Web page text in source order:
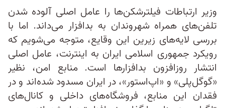
وزیر ارتباطات فیلترشکن‌ها را عامل اصلی آلوده شدن
تلفن‌های همراه شهروندان به بدافزار می‌داند. اما با
بررسی لایه‌های زیرین این وقایع، متوجه می‌شویم که
رویکرد جمهوری اسلامی ایران به اینترنت، عامل اصلی
انتشار روزافزون بدافزارها است. منابع امن، نظیر
«گوگل‌پلی» و «اپ‌استور»، در ایران مسدود شده‌اند و در
فقدان این منابع، فروشگاه‌های داخلی و کانال‌های